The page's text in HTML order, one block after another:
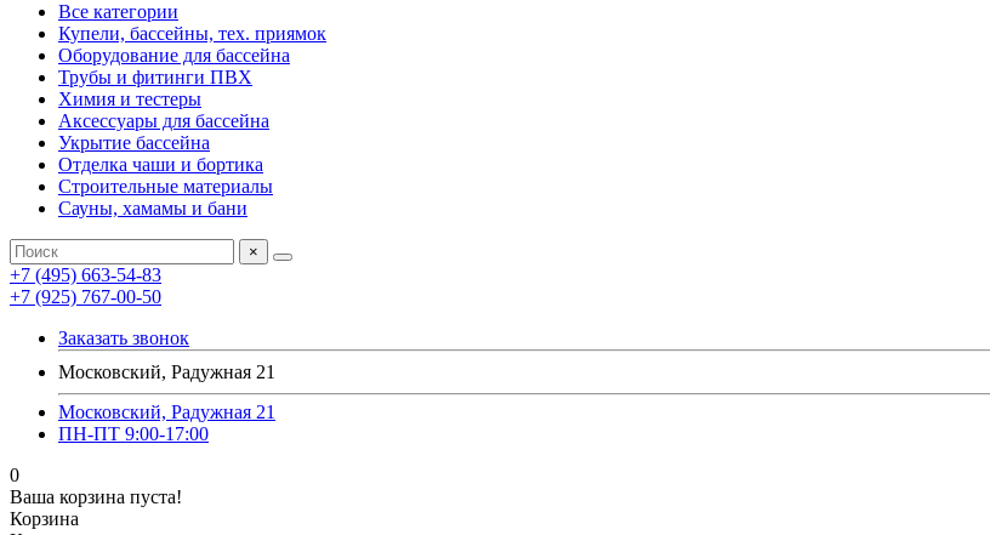
Все категории
Купели, бассейны, тех. приямок
Оборудование для бассейна
Трубы и фитинги ПВХ
Химия и тестеры
Аксессуары для бассейна
Укрытие бассейна
Отделка чаши и бортика
Строительные материалы
Сауны, хамамы и бани
×
+7 (495) 663-54-83
+7 (925) 767-00-50
Заказать звонок
Московский, Радужная 21
Московский, Радужная 21
ПН-ПТ 9:00-17:00
0
Ваша корзина пуста!
Корзина